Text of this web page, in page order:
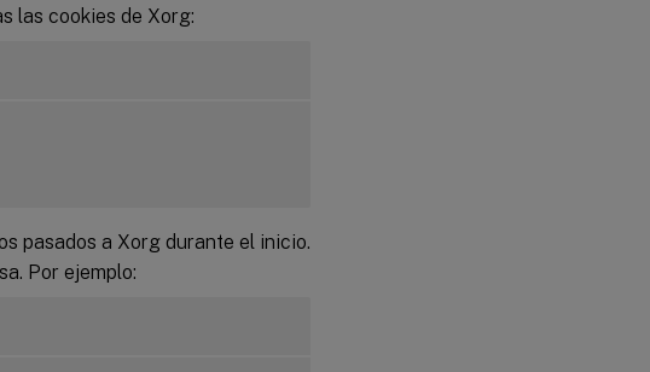
las cookies de Xorg:
pasados a Xorg durante el inicio.
Por ejemplo: